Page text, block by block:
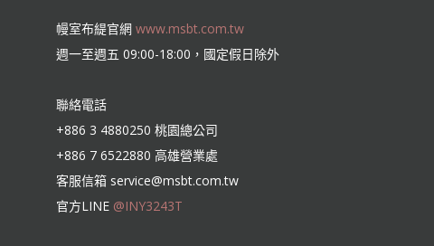
幔室布緹官網 www.msbt.com.tw
週一至週五 09:00-18:00，國定假日除外
聯絡電話
+886 3 4880250 桃園總公司
+886 7 6522880 高雄營業處
客服信箱 service@msbt.com.tw
官方LINE @INY3243T